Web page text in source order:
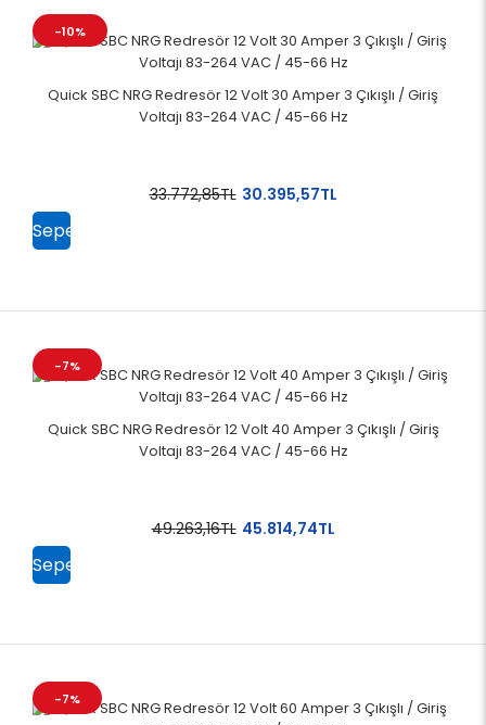
-10%
Quick SBC NRG Redresör 12 Volt 30 Amper 3 Çıkışlı / Giriş
Voltajı 83-264 VAC / 45-66 Hz
33.772,85TL 30.395,57TL
Sepete
Ekle
-7%
Quick SBC NRG Redresör 12 Volt 40 Amper 3 Çıkışlı / Giriş
Voltajı 83-264 VAC / 45-66 Hz
49.263,16TL 45.814,74TL
Sepete
Ekle
-7%